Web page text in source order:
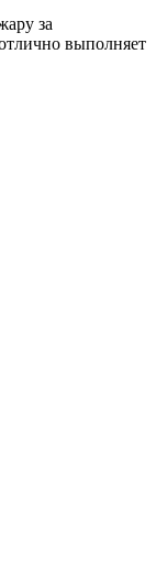
за
выполняет